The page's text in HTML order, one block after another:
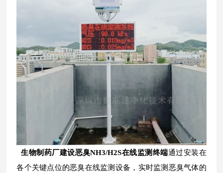
生物制药厂建设恶臭NH3/H2S在线监测终端通过安装在
各个关键点位的恶臭在线监测设备，实时监测恶臭气体的